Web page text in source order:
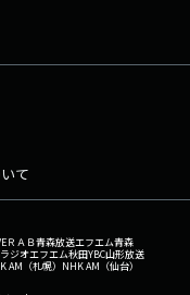
て
ＲＡＢ青森放送エフエム青森
ジオエフエム秋田YBC山形放送
AM（札幌） NHK AM（仙台）